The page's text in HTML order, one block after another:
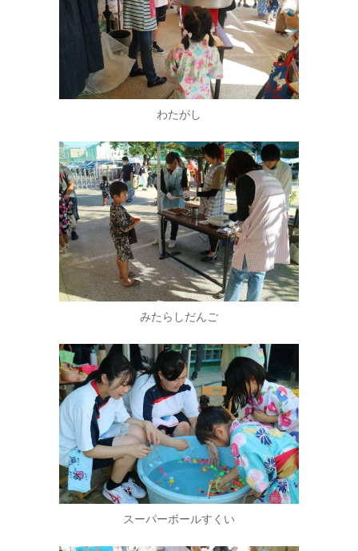
わたがし
みたらしだんご
スーパーボールすくい